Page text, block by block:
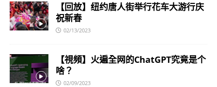
【回放】纽约唐人街举行花车大游行庆
祝新春
02/13/2023
【視頻】火遍全网的ChatGPT究竟是个
啥？
02/09/2023